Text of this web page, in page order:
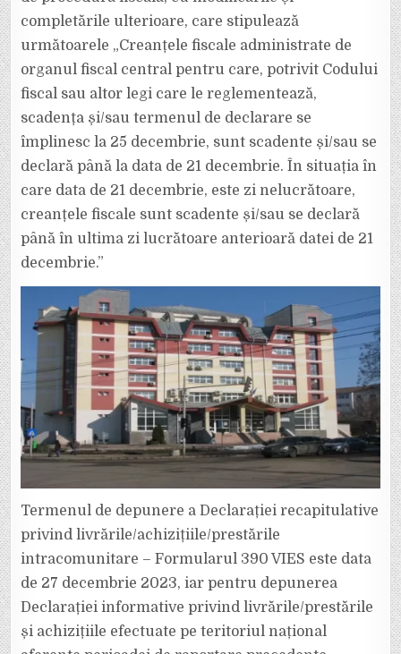
completările ulterioare, care stipulează
următoarele „Creanțele fiscale administrate de
organul fiscal central pentru care, potrivit Codului
fiscal sau altor legi care le reglementează,
scadența și/sau termenul de declarare se
împlinesc la 25 decembrie, sunt scadente și/sau se
declară până la data de 21 decembrie. În situația în
care data de 21 decembrie, este zi nelucrătoare,
creanțele fiscale sunt scadente și/sau se declară
până în ultima zi lucrătoare anterioară datei de 21
decembrie.”
Termenul de depunere a Declarației recapitulative
privind livrările/achizițiile/prestările
intracomunitare – Formularul 390 VIES este data
de 27 decembrie 2023, iar pentru depunerea
Declarației informative privind livrările/prestările
și achizițiile efectuate pe teritoriul național